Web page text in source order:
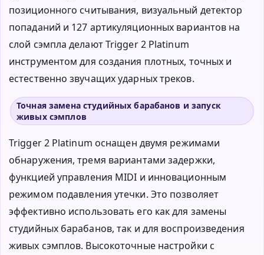
позиционного считывания, визуальный детектор
попаданий и 127 артикуляционных вариантов на
слой сэмпла делают Trigger 2 Platinum
инструментом для создания плотных, точных и
естественно звучащих ударных треков.
Точная замена студийных барабанов и запуск
живых сэмплов
Trigger 2 Platinum оснащен двумя режимами
обнаружения, тремя вариантами задержки,
функцией управления MIDI и инновационным
режимом подавления утечки. Это позволяет
эффективно использовать его как для замены
студийных барабанов, так и для воспроизведения
живых сэмплов. Высокоточные настройки с